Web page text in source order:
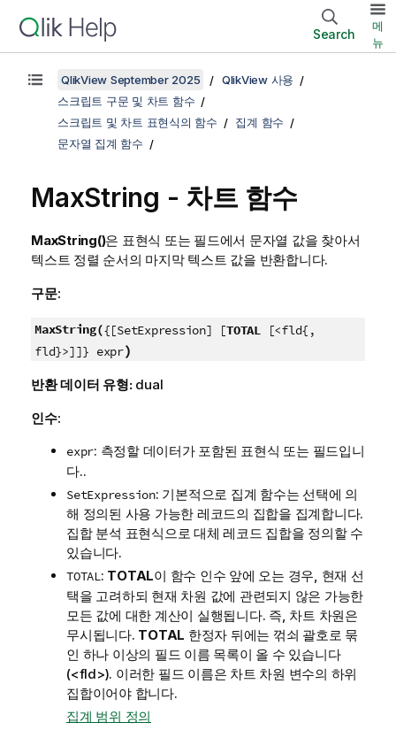
Search
메
뉴
QlikView September 2025
QlikView 사용
스크립트 구문 및 차트 함수
스크립트 및 차트 표현식의 함수
집계 함수
문자열 집계 함수
MaxString - 차트 함수
MaxString()은 표현식 또는 필드에서 문자열 값을 찾아서
텍스트 정렬 순서의 마지막 텍스트 값을 반환합니다.
구문:
MaxString({[SetExpression] [TOTAL[<fld{,
fld}>]]} expr)
반환 데이터 유형: dual
인수:
expr: 측정할 데이터가 포함된 표현식 또는 필드입니
다..
SetExpression: 기본적으로 집계 함수는 선택에 의
해 정의된 사용 가능한 레코드의 집합을 집계합니다.
집합 분석 표현식으로 대체 레코드 집합을 정의할 수
있습니다.
TOTAL: TOTAL이 함수 인수 앞에 오는 경우, 현재 선
택을 고려하되 현재 차원 값에 관련되지 않은 가능한
모든 값에 대한 계산이 실행됩니다. 즉, 차트 차원은
무시됩니다. TOTAL 한정자 뒤에는 꺾쇠 괄호로 묶
인 하나 이상의 필드 이름 목록이 올 수 있습니다
(<fld>). 이러한 필드 이름은 차트 차원 변수의 하위
집합이어야 합니다.
집계 범위 정의